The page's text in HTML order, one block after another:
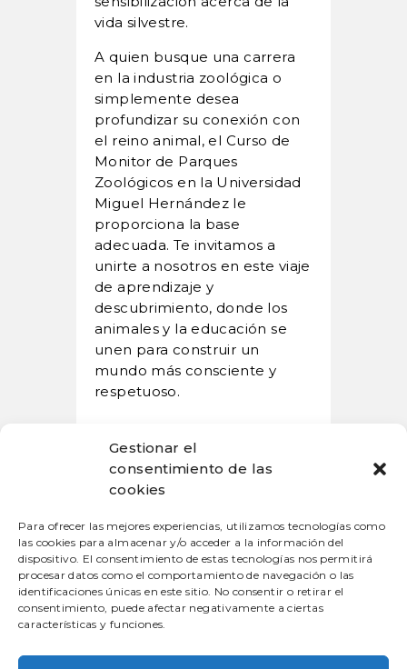
Gestionar el
consentimiento de las
cookies
Para ofrecer las mejores experiencias, utilizamos tecnologías como
las cookies para almacenar y/o acceder a la información del
dispositivo. El consentimiento de estas tecnologías nos permitirá
procesar datos como el comportamiento de navegación o las
identificaciones únicas en este sitio. No consentir o retirar el
consentimiento, puede afectar negativamente a ciertas
características y funciones.
vida silvestre.
A quien busque una carrera
en la industria zoológica o
simplemente desea
profundizar su conexión con
el reino animal, el Curso de
Monitor de Parques
Zoológicos en la Universidad
Miguel Hernández le
proporciona la base
adecuada. Te invitamos a
unirte a nosotros en este viaje
de aprendizaje y
descubrimiento, donde los
animales y la educación se
unen para construir un
mundo más consciente y
respetuoso.
Buscar